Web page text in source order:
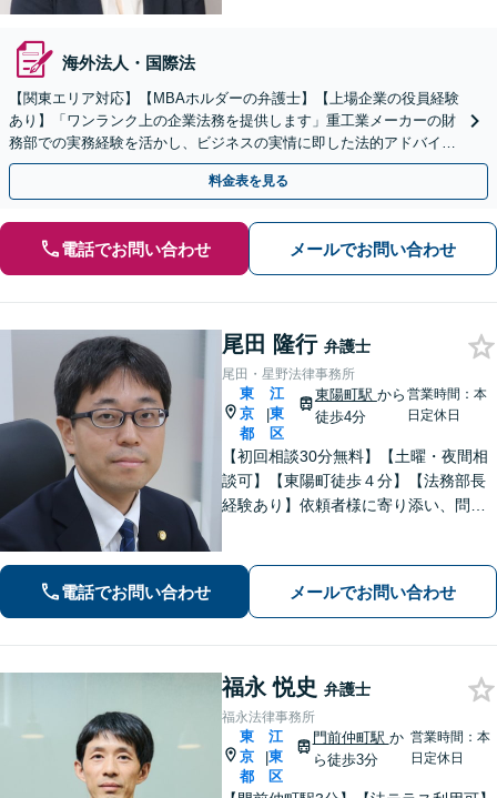
海外法人・国際法
【関東エリア対応】【MBAホルダーの弁護士】【上場企業の役員経験
あり】「ワンランク上の企業法務を提供します」重工業メーカーの財
務部での実務経験を活かし、ビジネスの実情に即した法的アドバイス
を提供「内部通報窓口の設置・内部通報制度整備に対応」
料金表を見る
電話でお問い合わせ メールでお問い合わせ
尾田 隆行 弁護士
尾田・星野法律事務所
東
京
都
|
江
東
区
東陽町駅 から
徒歩4分
営業時間：本
日定休日
【初回相談30分無料】【土曜・夜間相
談可】【東陽町徒歩４分】【法務部長
経験あり】依頼者様に寄り添い、問題
働・刑事・債権回収・借金・企業法務
などお困りの際はどうぞご相談くださ
電話でお問い合わせ メールでお問い合わせ
福永 悦史 弁護士
福永法律事務所
東
京
都
|
江
東
区
門前仲町駅 か
ら徒歩3分
営業時間：本
日定休日